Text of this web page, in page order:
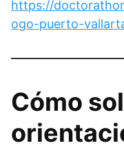
https://
ogo-puerto-
Cómo